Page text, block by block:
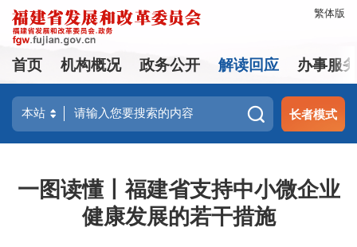
繁体版
首页 机构概况 政务公开 解读回应 办事服
长者模式
一图读懂丨福建省支持中小微企业
健康发展的若干措施